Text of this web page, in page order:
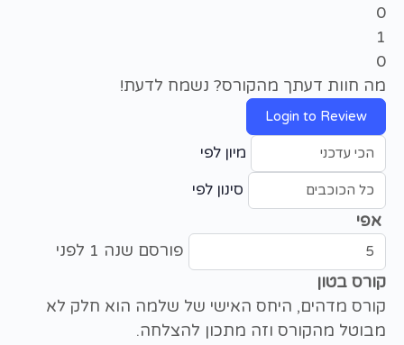
0
1
0
מה חוות דעתך מהקורס? נשמח לדעת!
Login to Review
מיון לפי
סינון לפי
אפי
פורסם שנה 1 לפני
קורס בטון
קורס מדהים, היחס האישי של שלמה הוא חלק לא
מבוטל מהקורס וזה מתכון להצלחה.